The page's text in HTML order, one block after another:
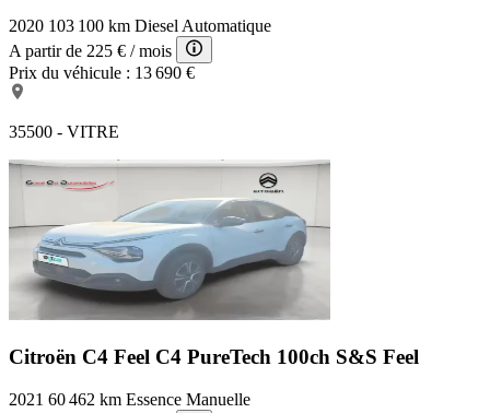
2020 103 100 km Diesel Automatique
A partir de 225 € / mois
Prix du véhicule : 13 690 €
35500 - VITRE
Citroën C4 Feel C4 PureTech 100ch S&S Feel
2021 60 462 km Essence Manuelle